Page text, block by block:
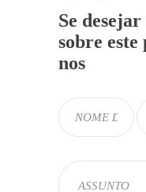
Se
sobre
nos